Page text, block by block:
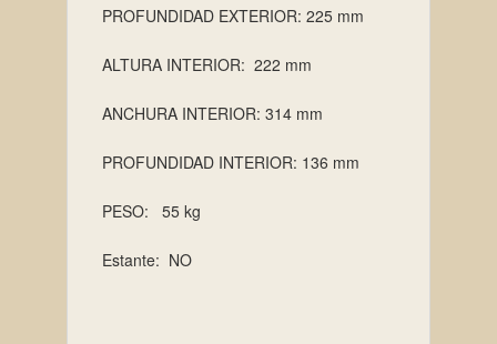
PROFUNDIDAD EXTERIOR: 225 mm
ALTURA INTERIOR: 222 mm
ANCHURA INTERIOR: 314 mm
PROFUNDIDAD INTERIOR: 136 mm
PESO: 55 kg
Estante: NO